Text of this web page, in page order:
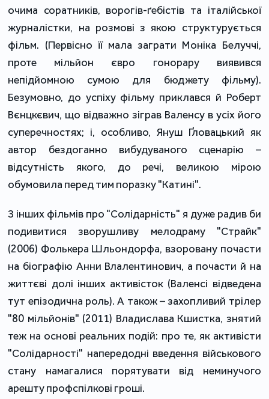
очима соратників, ворогів-ґебістів та італійської
журналістки, на розмові з якою структурується
фільм. (Первісно її мала заграти Моніка Белуччі,
проте мільйон євро гонорару виявився
непідйомною сумою для бюджету фільму).
Безумовно, до успіху фільму приклався й Роберт
Вєнцкєвич, що відважно зіграв Валенсу в усіх його
суперечностях; і, особливо, Януш Ґловацький як
автор бездоганно вибудуваного сценарію –
відсутність якого, до речі, великою мірою
обумовила перед тим поразку "Катині".
З інших фільмів про "Солідарність" я дуже радив би
подивитися зворушливу мелодраму "Страйк"
(2006) Фолькера Шльондорфа, взоровану почасти
на біографію Анни Влалентинович, а почасти й на
життєві долі інших активісток (Валенсі відведена
тут епізодична роль). А також – захопливий трілер
"80 мільйонів" (2011) Владислава Кшистка, знятий
теж на основі реальних подій: про те, як активісти
"Солідарності" напередодні введення військового
стану намагалися порятувати від неминучого
арешту профспілкові гроші.